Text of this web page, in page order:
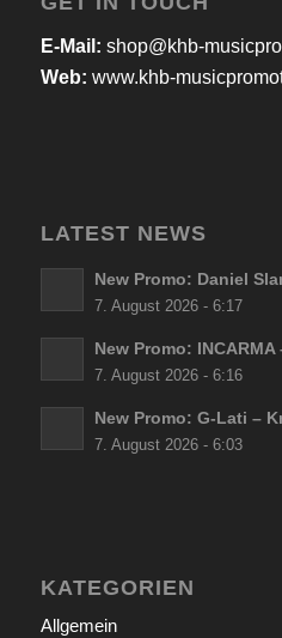
E-Mail: shop@khb-
Web: www.khb-
LATEST NEWS
New Promo: Daniel
7. August 2026 - 6:17
New Promo:
7. August 2026 - 6:16
New Promo: G-Lati –
7. August 2026 - 6:03
KATEGORIEN
Allgemein